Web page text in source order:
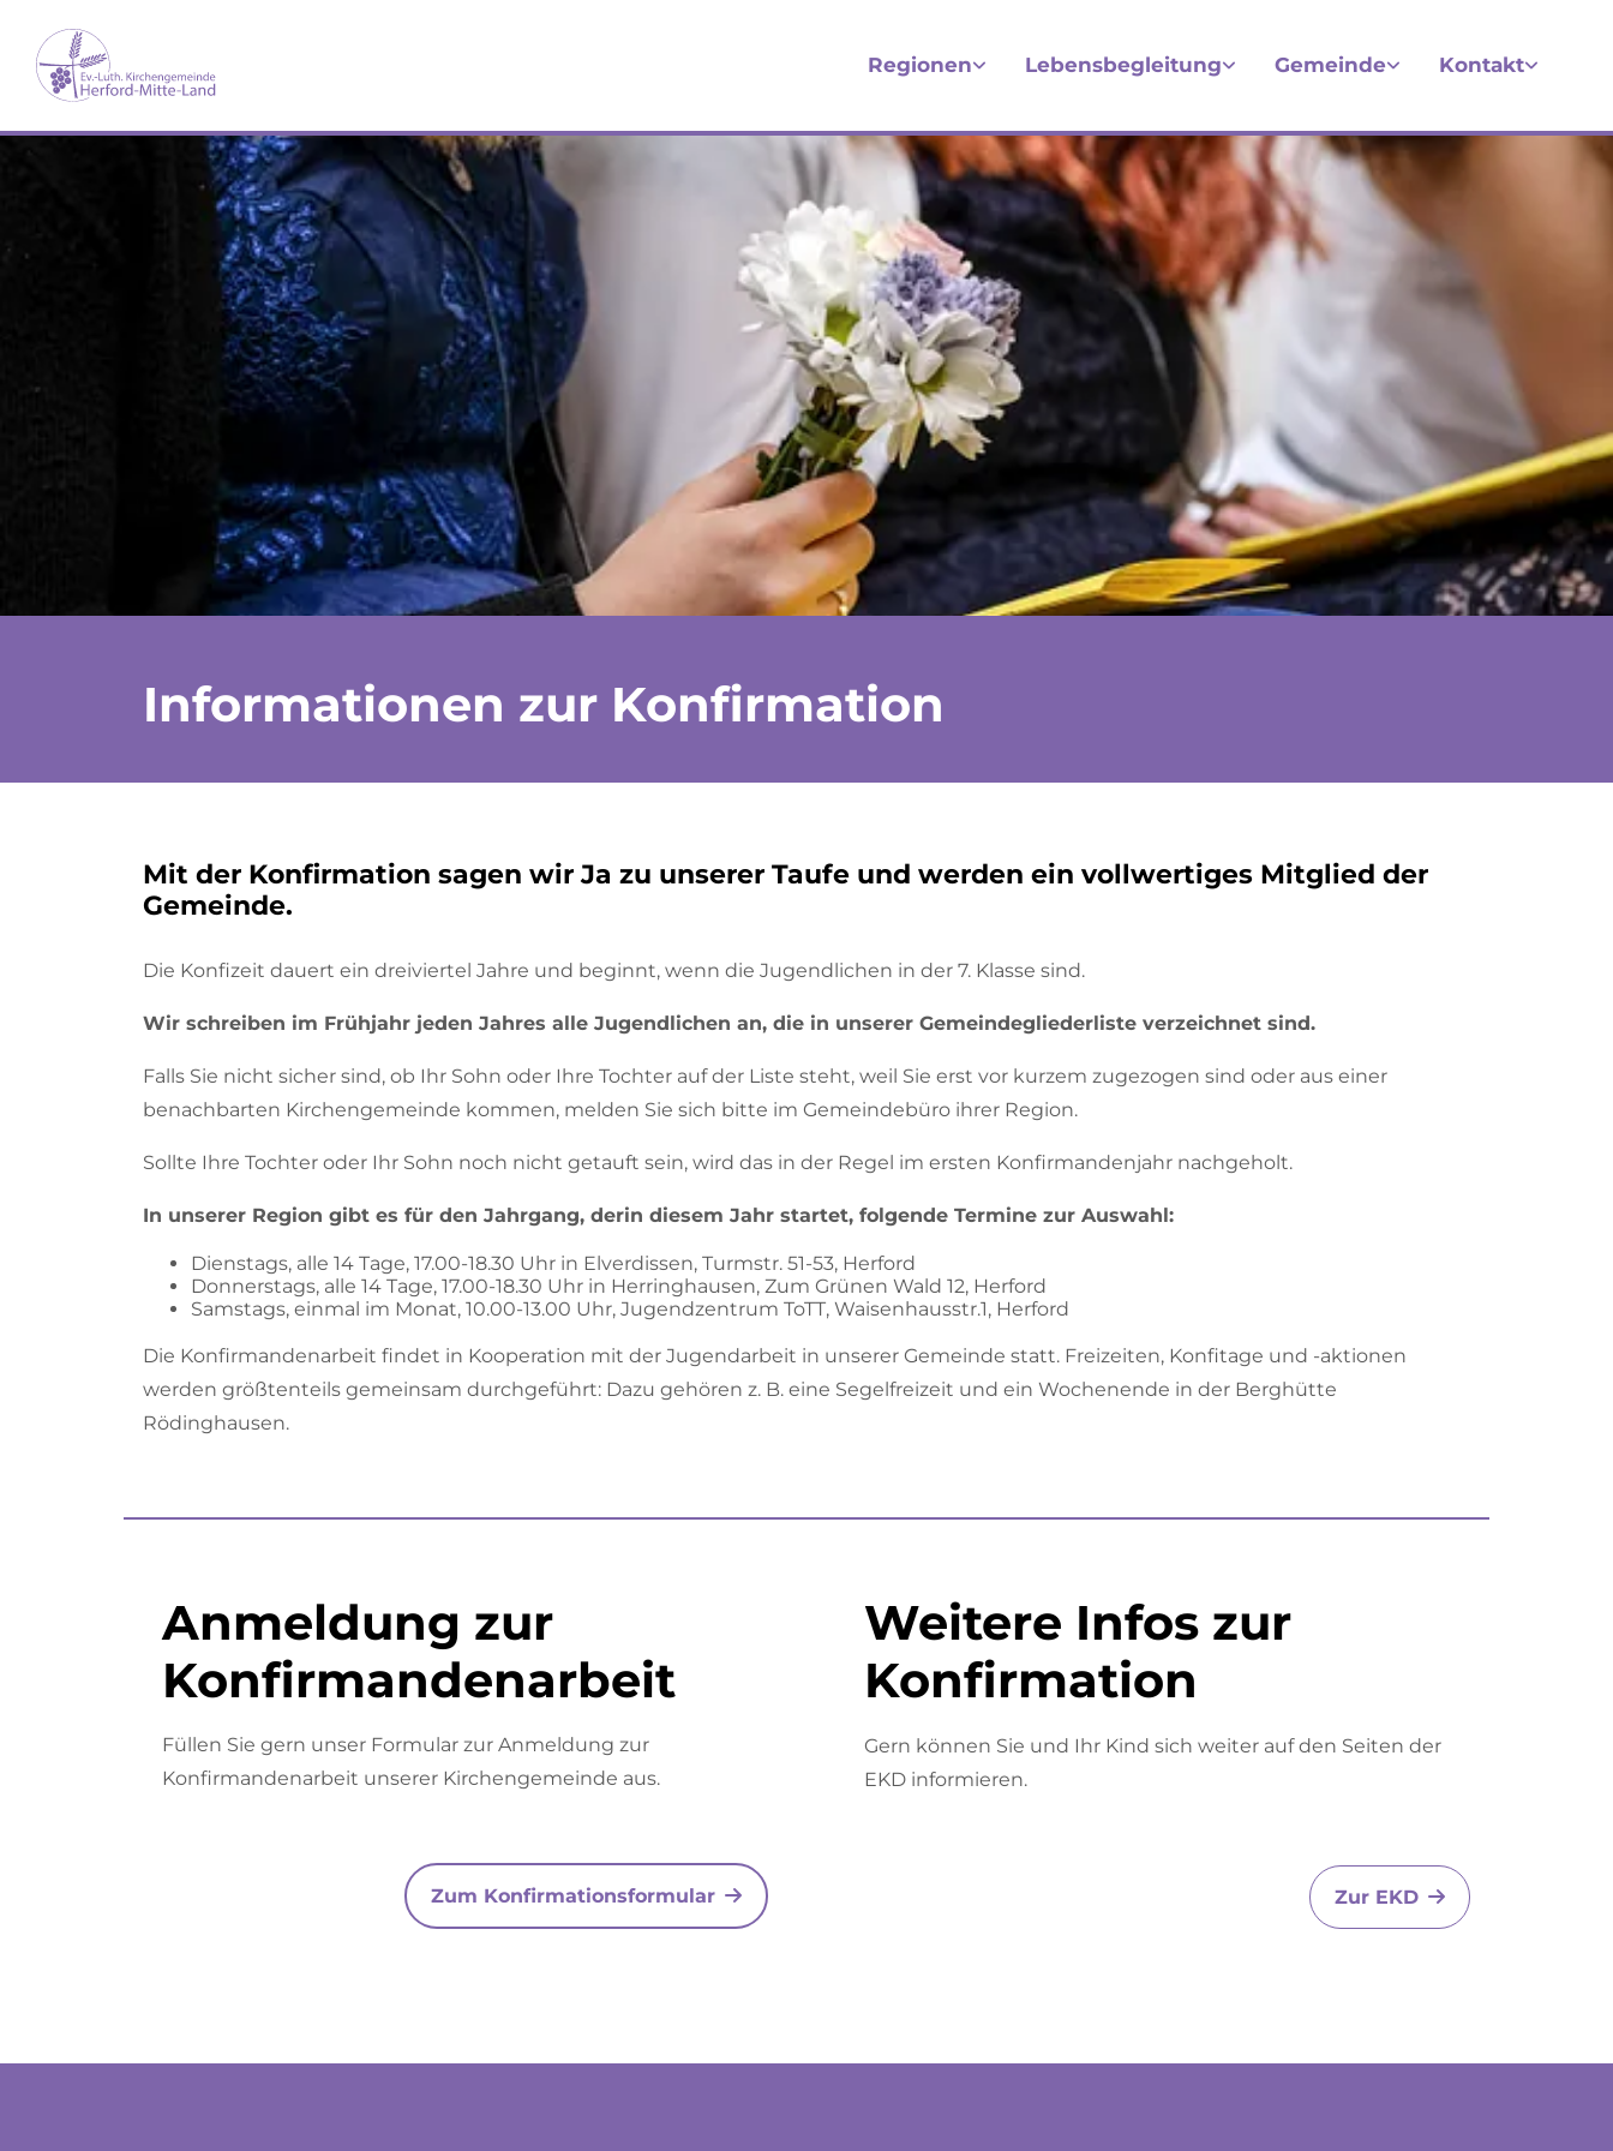
Regionen Lebensbegleitung Gemeinde Kontakt
Informationen zur Konfirmation
Mit der Konfirmation sagen wir Ja zu unserer Taufe und werden ein vollwertiges Mitglied der
Gemeinde.
Die Konfizeit dauert ein dreiviertel Jahre und beginnt, wenn die Jugendlichen in der 7. Klasse sind.
Wir schreiben im Frühjahr jeden Jahres alle Jugendlichen an, die in unserer Gemeindegliederliste verzeichnet sind.
Falls Sie nicht sicher sind, ob Ihr Sohn oder Ihre Tochter auf der Liste steht, weil Sie erst vor kurzem zugezogen sind oder aus einer
benachbarten Kirchengemeinde kommen, melden Sie sich bitte im Gemeindebüro ihrer Region.
Sollte Ihre Tochter oder Ihr Sohn noch nicht getauft sein, wird das in der Regel im ersten Konfirmandenjahr nachgeholt.
In unserer Region gibt es für den Jahrgang, derin diesem Jahr startet, folgende Termine zur Auswahl:
Dienstags, alle 14 Tage, 17.00-18.30 Uhr in Elverdissen, Turmstr. 51-53, Herford
Donnerstags, alle 14 Tage, 17.00-18.30 Uhr in Herringhausen, Zum Grünen Wald 12, Herford
Samstags, einmal im Monat, 10.00-13.00 Uhr, Jugendzentrum ToTT, Waisenhausstr.1, Herford
Die Konfirmandenarbeit findet in Kooperation mit der Jugendarbeit in unserer Gemeinde statt. Freizeiten, Konfitage und -aktionen
werden größtenteils gemeinsam durchgeführt: Dazu gehören z. B. eine Segelfreizeit und ein Wochenende in der Berghütte
Rödinghausen.
Anmeldung zur
Konfirmandenarbeit
Füllen Sie gern unser Formular zur Anmeldung zur
Konfirmandenarbeit unserer Kirchengemeinde aus.
Zum Konfirmationsformular
Weitere Infos zur
Konfirmation
Gern können Sie und Ihr Kind sich weiter auf den Seiten der
EKD informieren.
Zur EKD